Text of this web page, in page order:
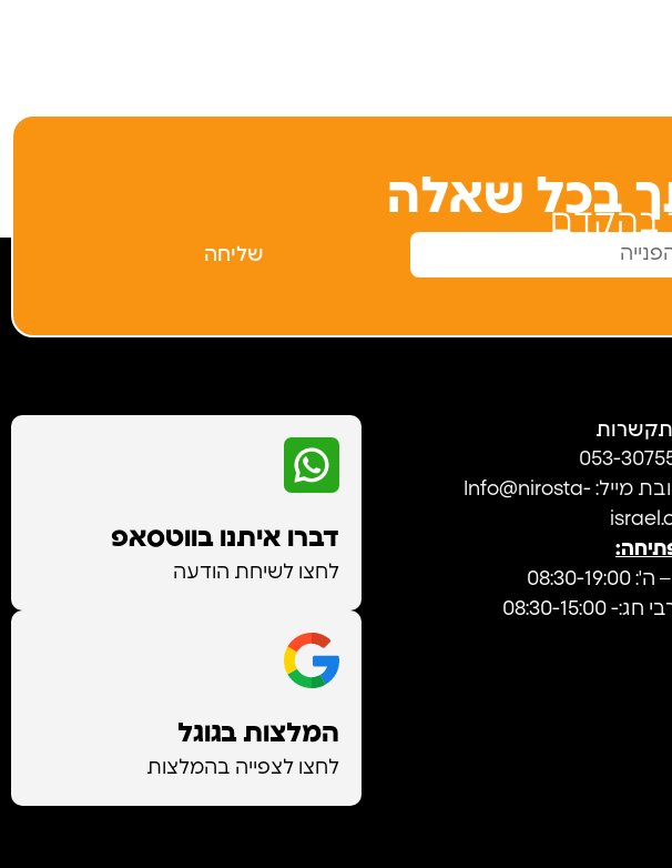
בכל שאלה
בהקדם
שליחה
053-
כתובת מייל: Info@nirosta-
19:00
08:30-15:00
דברו איתנו בווטסאפ
לחצו לשיחת הודעה
המלצות בגוגל
לחצו לצפייה בהמלצות